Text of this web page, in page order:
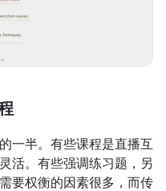
一半。有些课程是直播互
活。有些强调练习题，另
要权衡的因素很多，而传